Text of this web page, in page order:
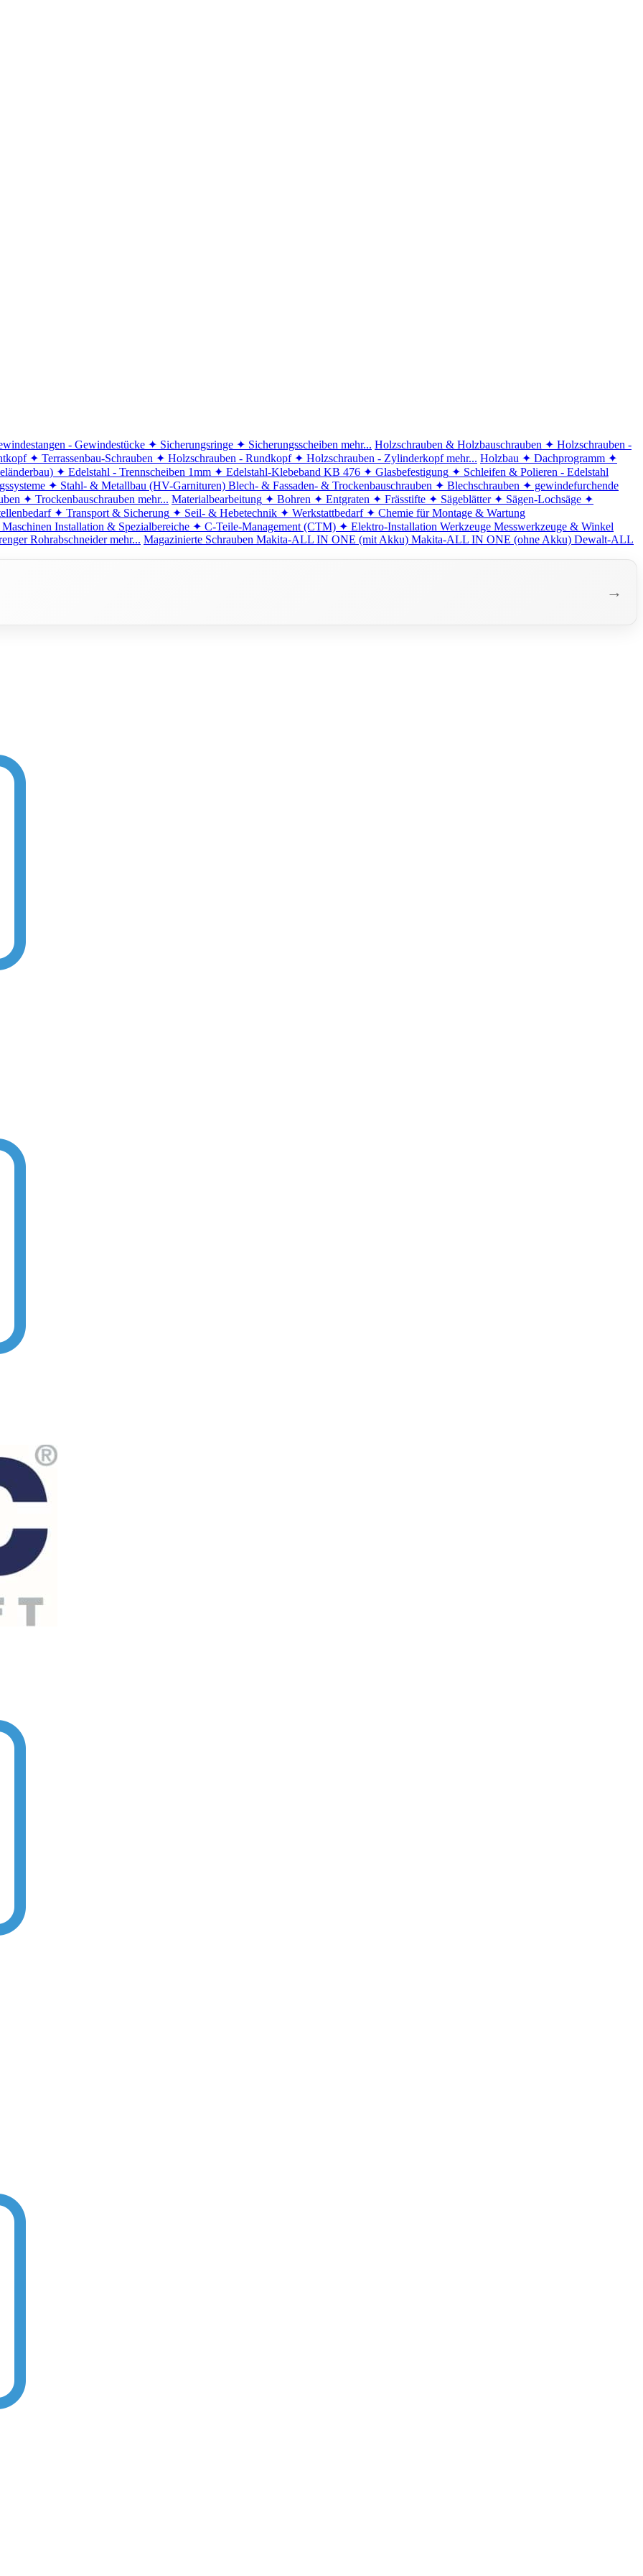
- Gewindestücke ✦ Sicherungsringe ✦ Sicherungsscheiben mehr... Holzschrauben & Holzbauschrauben ✦ Holzschrauben -
✦ Terrassenbau-Schrauben ✦ Holzschrauben - Rundkopf ✦ Holzschrauben - Zylinderkopf mehr... Holzbau ✦ Dachprogramm ✦
✦ Edelstahl - Trennscheiben 1mm ✦ Edelstahl-Klebeband KB 476 ✦ Glasbefestigung ✦ Schleifen & Polieren - Edelstahl
✦ Stahl- & Metallbau (HV-Garnituren) Blech- & Fassaden- & Trockenbauschrauben ✦ Blechschrauben ✦ gewindefurchende
✦ Trockenbauschrauben mehr... Materialbearbeitung ✦ Bohren ✦ Entgraten ✦ Frässtifte ✦ Sägeblätter ✦ Sägen-Lochsäge ✦
✦ Transport & Sicherung ✦ Seil- & Hebetechnik ✦ Werkstattbedarf ✦ Chemie für Montage & Wartung
Installation & Spezialbereiche ✦ C-Teile-Management (CTM) ✦ Elektro-Installation Werkzeuge Messwerkzeuge & Winkel
Rohrabschneider mehr... Magazinierte Schrauben Makita-ALL IN ONE (mit Akku) Makita-ALL IN ONE (ohne Akku) Dewalt-ALL
→